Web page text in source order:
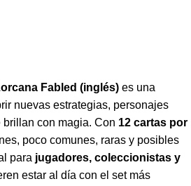
Fabled (inglés) es una
nuevas estrategias, personajes
con magia. Con 12 cartas por
poco comunes, raras y posibles
para jugadores, coleccionistas y
estar al día con el set más